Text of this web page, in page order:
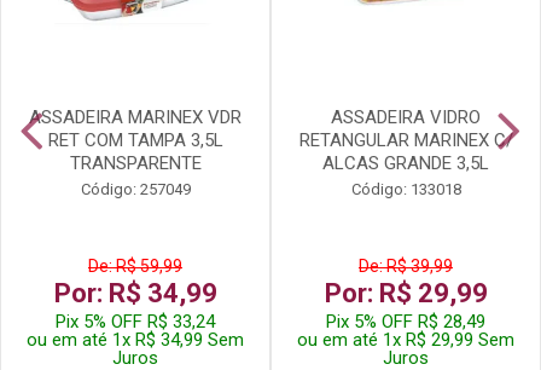
ASSADEIRA MARINEX VDR
RET COM TAMPA 3,5L
TRANSPARENTE
Código: 257049
De: R$ 59,99
Por: R$ 34,99
Pix 5% OFF R$ 33,24
ou em até 1x R$ 34,99 Sem
Juros
ASSADEIRA VIDRO
RETANGULAR MARINEX C/
ALCAS GRANDE 3,5L
Código: 133018
De: R$ 39,99
Por: R$ 29,99
Pix 5% OFF R$ 28,49
ou em até 1x R$ 29,99 Sem
Juros